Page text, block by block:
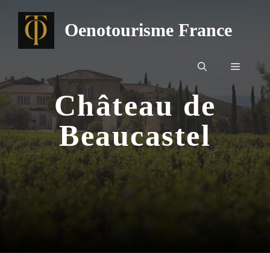
contenu
Oenotourisme France
Menu
Château de
Beaucastel